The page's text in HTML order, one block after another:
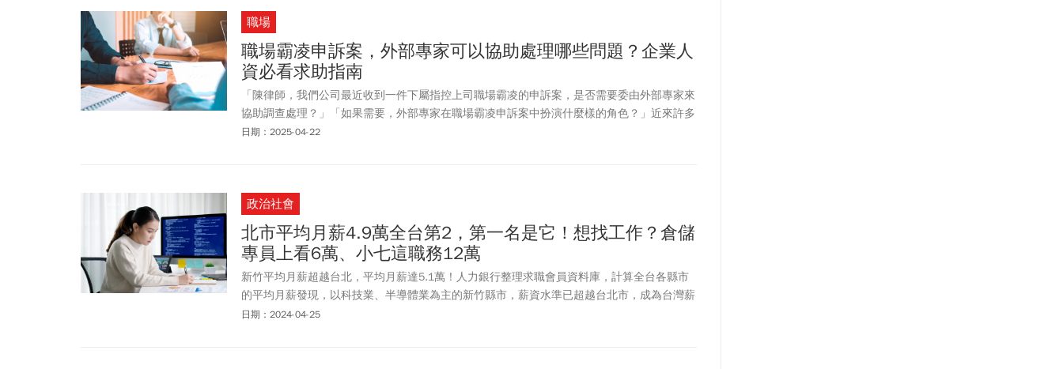
職場
職場霸凌申訴案，外部專家可以協助處理哪些問題？企業人
資必看求助指南
「陳律師，我們公司最近收到一件下屬指控上司職場霸凌的申訴案，是否需要委由外部專家來
協助調查處理？」「如果需要，外部專家在職場霸凌申訴案中扮演什麼樣的角色？」近來許多
公司人資長頻頻問我上述問題。
日期：2025-04-22
政治社會
北市平均月薪4.9萬全台第2，第一名是它！想找工作？倉儲
專員上看6萬、小七這職務12萬
新竹平均月薪超越台北，平均月薪達5.1萬！人力銀行整理求職會員資料庫，計算全台各縣市
的平均月薪發現，以科技業、半導體業為主的新竹縣市，薪資水準已超越台北市，成為台灣薪
資最高的區域。
日期：2024-04-25